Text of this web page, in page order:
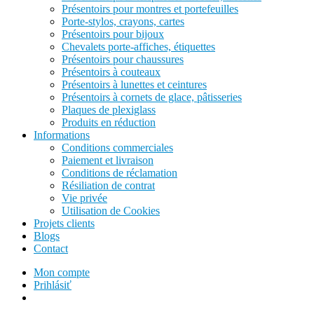
Présentoirs pour montres et portefeuilles
Porte-stylos, crayons, cartes
Présentoirs pour bijoux
Chevalets porte-affiches, étiquettes
Présentoirs pour chaussures
Présentoirs à couteaux
Présentoirs à lunettes et ceintures
Présentoirs à cornets de glace, pâtisseries
Plaques de plexiglass
Produits en réduction
Informations
Conditions commerciales
Paiement et livraison
Conditions de réclamation
Résiliation de contrat
Vie privée
Utilisation de Cookies
Projets clients
Blogs
Contact
Mon compte
Prihlásiť